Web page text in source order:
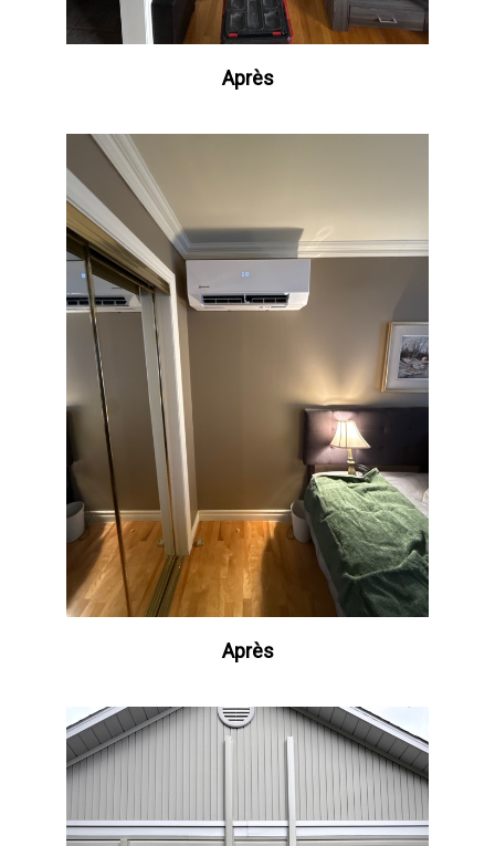
Après
Après